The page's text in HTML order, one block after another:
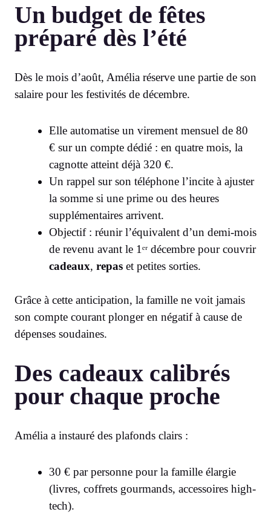
Un budget de fêtes
préparé dès l’été
Dès le mois d’août, Amélia réserve une partie de son
salaire pour les festivités de décembre.
Elle automatise un virement mensuel de 80
€ sur un compte dédié : en quatre mois, la
cagnotte atteint déjà 320 €.
Un rappel sur son téléphone l’incite à ajuster
la somme si une prime ou des heures
supplémentaires arrivent.
Objectif : réunir l’équivalent d’un demi-mois
de revenu avant le 1ᵉʳ décembre pour couvrir
cadeaux, repas et petites sorties.
Grâce à cette anticipation, la famille ne voit jamais
son compte courant plonger en négatif à cause de
dépenses soudaines.
Des cadeaux calibrés
pour chaque proche
Amélia a instauré des plafonds clairs :
30 € par personne pour la famille élargie
(livres, coffrets gourmands, accessoires high-
tech).